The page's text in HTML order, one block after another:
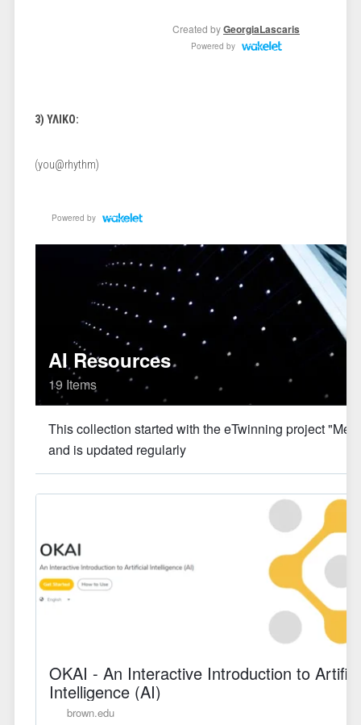
3) ΥΛΙΚΟ:
(you@rhythm)